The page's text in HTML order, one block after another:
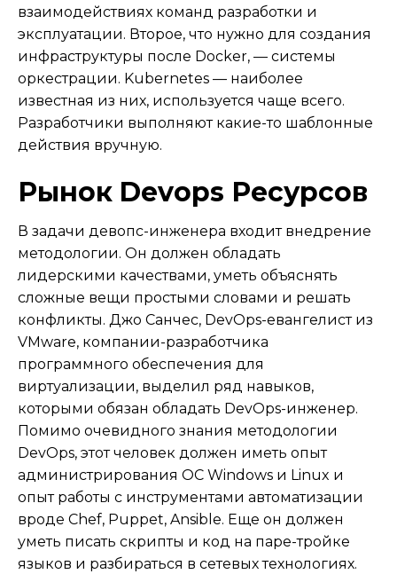
взаимодействиях команд разработки и
эксплуатации. Второе, что нужно для создания
инфраструктуры после Docker, — системы
оркестрации. Kubernetes — наиболее
известная из них, используется чаще всего.
Разработчики выполняют какие-то шаблонные
действия вручную.
Рынок Devops Ресурсов
В задачи девопс-инженера входит внедрение
методологии. Он должен обладать
лидерскими качествами, уметь объяснять
сложные вещи простыми словами и решать
конфликты. Джо Санчес, DevOps-евангелист из
VMware, компании-разработчика
программного обеспечения для
виртуализации, выделил ряд навыков,
которыми обязан обладать DevOps-инженер.
Помимо очевидного знания методологии
DevOps, этот человек должен иметь опыт
администрирования ОС Windows и Linux и
опыт работы с инструментами автоматизации
вроде Chef, Puppet, Ansible. Еще он должен
уметь писать скрипты и код на паре-тройке
языков и разбираться в сетевых технологиях.